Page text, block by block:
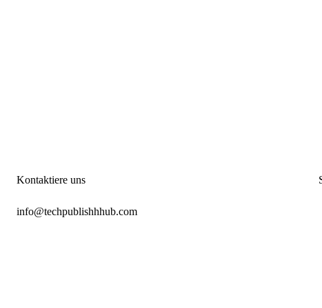
Kontaktiere uns
info@techpublishhhub.com